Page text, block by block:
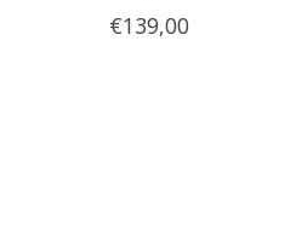
€139,00